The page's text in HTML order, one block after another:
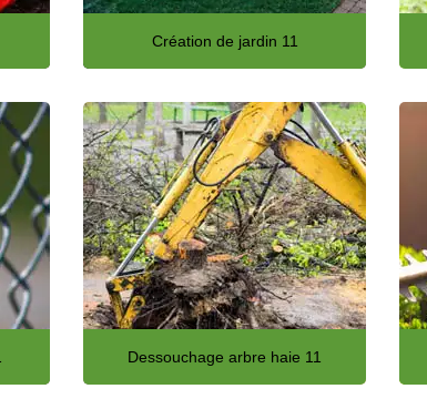
Création de jardin 11
Dessouchage arbre haie 11